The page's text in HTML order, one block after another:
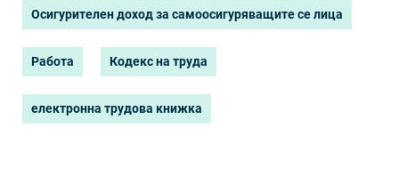
Осигурителен доход за самоосигуряващите се лица
Работа Кодекс на труда
електронна трудова книжка